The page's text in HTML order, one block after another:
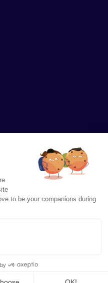
to be your companions during